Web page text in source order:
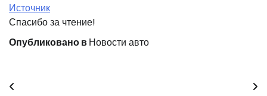
Источник
Спасибо за чтение!
Опубликовано вНовости авто
Навигация